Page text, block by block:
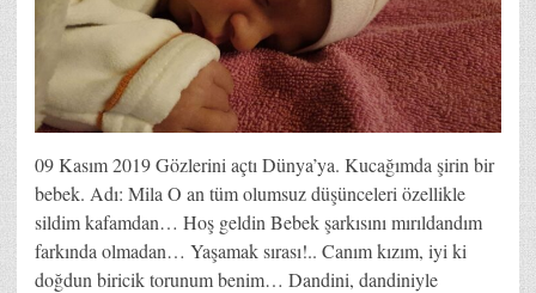
09 Kasım 2019 Gözlerini açtı Dünya’ya. Kucağımda şirin bir
bebek. Adı: Mila O an tüm olumsuz düşünceleri özellikle
sildim kafamdan… Hoş geldin Bebek şarkısını mırıldandım
farkında olmadan… Yaşamak sırası!.. Canım kızım, iyi ki
doğdun biricik torunum benim… Dandini, dandiniyle